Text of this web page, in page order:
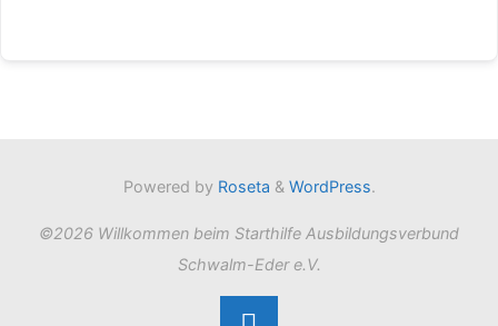
Powered byRoseta & WordPress.
©2026 Willkommen beim Starthilfe Ausbildungsverbund
Schwalm-Eder e.V.